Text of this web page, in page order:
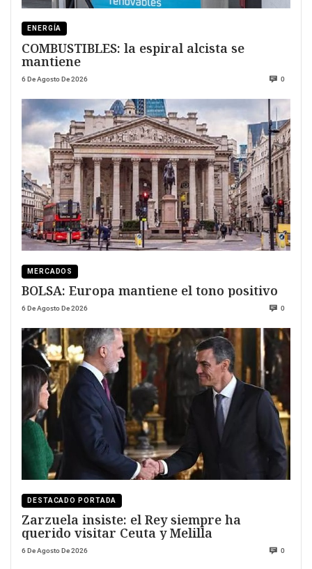
ENERGÍA
COMBUSTIBLES: la espiral alcista se
mantiene
6 De Agosto De 2026 0
MERCADOS
BOLSA: Europa mantiene el tono positivo
6 De Agosto De 2026 0
DESTACADO PORTADA
Zarzuela insiste: el Rey siempre ha
querido visitar Ceuta y Melilla
6 De Agosto De 2026 0